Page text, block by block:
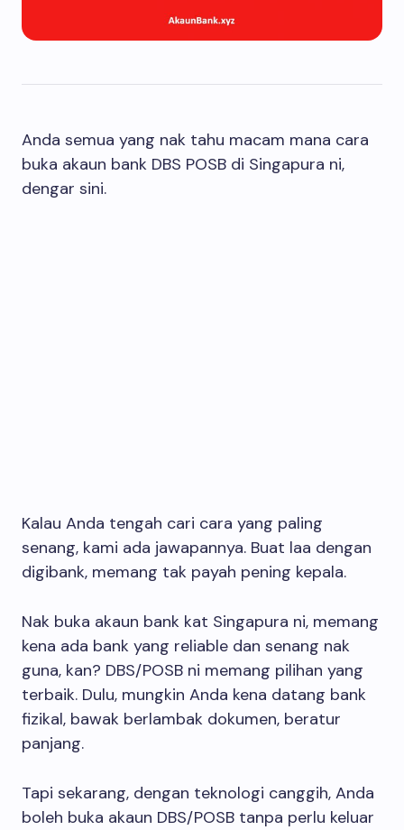
Anda semua yang nak tahu macam mana cara
buka akaun bank DBS POSB di Singapura ni,
dengar sini.
Kalau Anda tengah cari cara yang paling
senang, kami ada jawapannya. Buat laa dengan
digibank, memang tak payah pening kepala.
Nak buka akaun bank kat Singapura ni, memang
kena ada bank yang reliable dan senang nak
guna, kan? DBS/POSB ni memang pilihan yang
terbaik. Dulu, mungkin Anda kena datang bank
fizikal, bawak berlambak dokumen, beratur
panjang.
Tapi sekarang, dengan teknologi canggih, Anda
boleh buka akaun DBS/POSB tanpa perlu keluar